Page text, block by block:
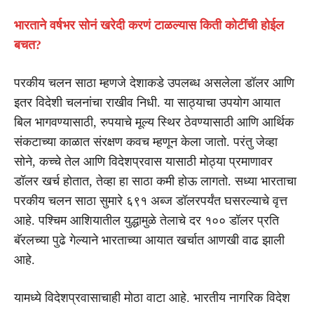
भारताने वर्षभर सोनं खरेदी करणं टाळल्यास किती कोटींची होईल
बचत?
परकीय चलन साठा म्हणजे देशाकडे उपलब्ध असलेला डॉलर आणि
इतर विदेशी चलनांचा राखीव निधी. या साठ्याचा उपयोग आयात
बिल भागवण्यासाठी, रुपयाचे मूल्य स्थिर ठेवण्यासाठी आणि आर्थिक
संकटाच्या काळात संरक्षण कवच म्हणून केला जातो. परंतु जेव्हा
सोने, कच्चे तेल आणि विदेशप्रवास यासाठी मोठ्या प्रमाणावर
डॉलर खर्च होतात, तेव्हा हा साठा कमी होऊ लागतो. सध्या भारताचा
परकीय चलन साठा सुमारे ६९१ अब्ज डॉलरपर्यंत घसरल्याचे वृत्त
आहे. पश्चिम आशियातील युद्धामुळे तेलाचे दर १०० डॉलर प्रति
बॅरलच्या पुढे गेल्याने भारताच्या आयात खर्चात आणखी वाढ झाली
आहे.
यामध्ये विदेशप्रवासाचाही मोठा वाटा आहे. भारतीय नागरिक विदेश